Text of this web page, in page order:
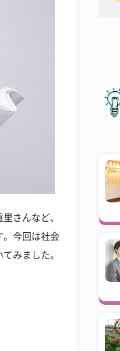
さんなど、
。今回は社会
みました。